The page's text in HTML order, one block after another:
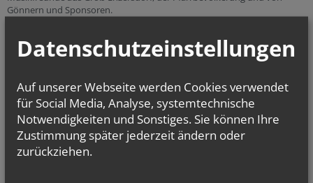
Gönnern und Sponsoren.
Aktueller Wochenplan
Die Woche der Pfarren & aktuelle Verlautbarungen
Datenschutzeinstellungen
Auf unserer Webseite werden Cookies verwendet
für Social Media, Analyse, systemtechnische
Notwendigkeiten und Sonstiges. Sie können Ihre
Zustimmung später jederzeit ändern oder
zurückziehen.